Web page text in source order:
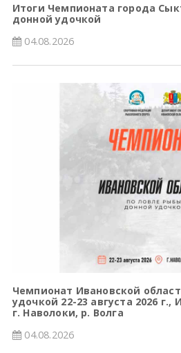
Итоги Чемпионата города
донной удочкой
04.08.2026
Чемпионат Ивановской
удочкой 22-23 августа 2026 г.,
г. Наволоки, р. Волга
04.08.2026